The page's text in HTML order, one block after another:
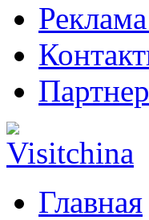
Главная